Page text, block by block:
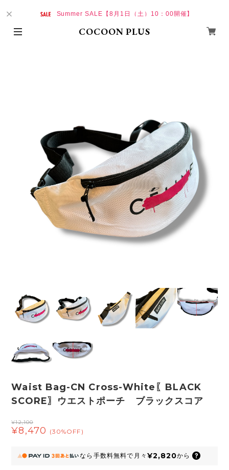
Summer SALE【8月1日（土）10：00開催】
COCOON PLUS
Waist Bag-CN Cross-White〖BLACK
SCORE〗ウエストポーチ ブラックスコア
¥12,100
¥8,470 (30%OFF)
なら 手数料無料で 月々 ¥2,820から